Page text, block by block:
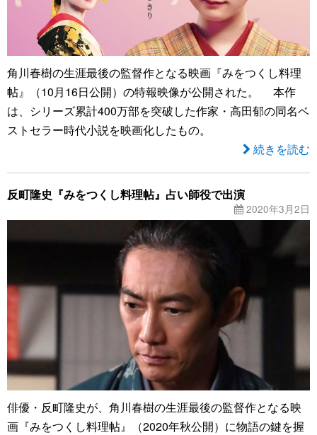
角川春樹の生涯最後の監督作となる映画『みをつくし料理
帖』（10月16日公開）の特報映像が公開された。 本作
は、シリーズ累計400万部を突破した作家・高田郁の同名ベ
ストセラー時代小説を映画化したもの。
続きを読む
反町隆史『みをつくし料理帖』占い師役で出演
2020年3月2日
俳優・反町隆史が、角川春樹の生涯最後の監督作となる映
画『みをつくし料理帖』（2020年秋公開）に物語の鍵を握